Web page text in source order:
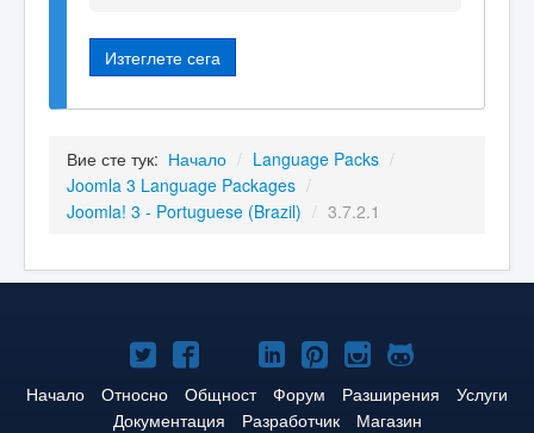
Изтеглете сега
Вие сте тук: Начало / Language Packs /
Joomla 3 Language Packages /
Joomla! 3 - Portuguese (Brazil) / 3.7.2.1
Joomla!
в
Joomla!
във
Joomla!
в
Joomla!
в
Joomla!
в
Joomla!
в
Joomla!
в
Начало Относно Общност Форум Разширения
Услуги
Документация
Разработчик Магазин